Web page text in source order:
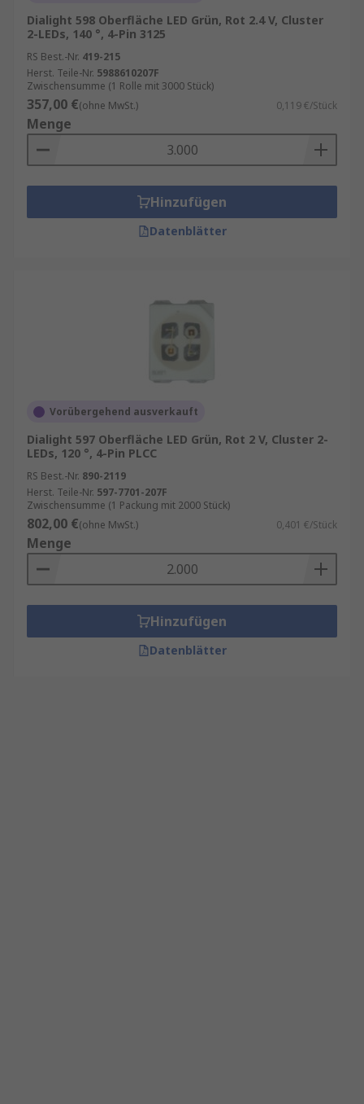
Dialight 598 Oberfläche LED Grün, Rot 2.4 V, Cluster
2-LEDs, 140 °, 4-Pin 3125
RS Best.-Nr. 419-215
Herst. Teile-Nr. 5988610207F
Zwischensumme (1 Rolle mit 3000 Stück)
357,00 €(ohne MwSt.) 0,119 €/Stück
Menge
Hinzufügen
Datenblätter
Vorübergehend ausverkauft
Dialight 597 Oberfläche LED Grün, Rot 2 V, Cluster 2-
LEDs, 120 °, 4-Pin PLCC
RS Best.-Nr. 890-2119
Herst. Teile-Nr. 597-7701-207F
Zwischensumme (1 Packung mit 2000 Stück)
802,00 €(ohne MwSt.) 0,401 €/Stück
Menge
Hinzufügen
Datenblätter